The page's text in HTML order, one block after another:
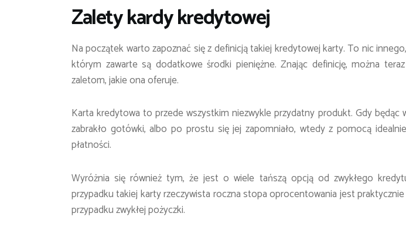
Zalety kardy kredytowej
Na początek warto zapoznać się z definicją takiej kredytowej karty. To nic
którym zawarte są dodatkowe środki pieniężne. Znając definicję, można
zaletom, jakie ona oferuje.
Karta kredytowa to przede wszystkim niezwykle przydatny produkt. Gdy będąc
zabrakło gotówki, albo po prostu się jej zapomniało, wtedy z pomocą
płatności.
Wyróżnia się również tym, że jest o wiele tańszą opcją od zwykłego
przypadku takiej karty rzeczywista roczna stopa oprocentowania jest praktycznie
przypadku zwykłej pożyczki.